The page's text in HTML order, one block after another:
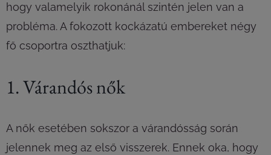
hogy valamelyik rokonánál szintén jelen van a
probléma. A fokozott kockázatú embereket négy
fő csoportra oszthatjuk:
1. Várandós nők
A nők esetében sokszor a várandósság során
jelennek meg az első visszerek. Ennek oka, hogy